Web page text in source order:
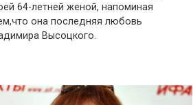
64-летней женой, напоминая
она последняя любовь
Высоцкого.